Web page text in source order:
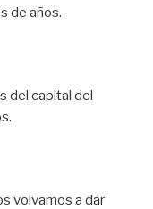
de años.
del capital del
volvamos a dar